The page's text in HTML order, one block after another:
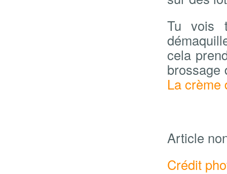
Tu vois
cela
brossage
La crème
Article
Crédit